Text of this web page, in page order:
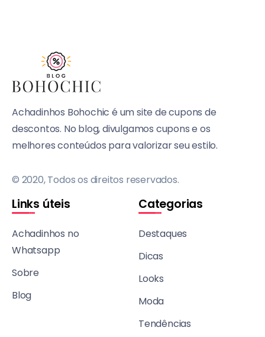
Achadinhos Bohochic é um site de cupons de
descontos. No blog, divulgamos cupons e os
melhores conteúdos para valorizar seu estilo.
© 2020, Todos os direitos reservados.
Links úteis
Achadinhos no
Whatsapp
Sobre
Blog
Categorias
Destaques
Dicas
Looks
Moda
Tendências